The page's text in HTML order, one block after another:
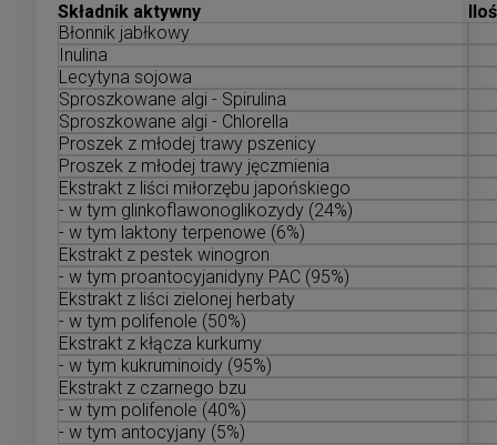
Składnik aktywny
Błonnik jabłkowy
Inulina
Lecytyna sojowa
Sproszkowane algi - Spirulina
Sproszkowane algi - Chlorella
Proszek z młodej trawy pszenicy
Proszek z młodej trawy jęczmienia
Ekstrakt z liści miłorzębu japońskiego
- w tym glinkoflawonoglikozydy (24%)
- w tym laktony terpenowe (6%)
Ekstrakt z pestek winogron
- w tym proantocyjanidyny PAC (95%)
Ekstrakt z liści zielonej herbaty
- w tym polifenole (50%)
Ekstrakt z kłącza kurkumy
- w tym kukruminoidy (95%)
Ekstrakt z czarnego bzu
- w tym polifenole (40%)
- w tym antocyjany (5%)